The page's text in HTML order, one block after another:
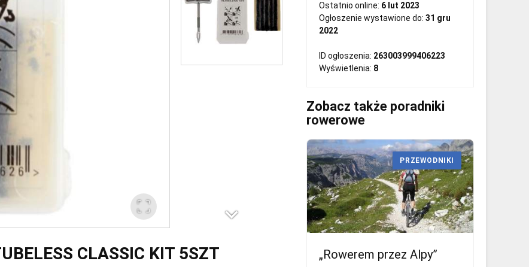
CLASSIC KIT 5SZT
Ostatnio online: 6 lut 2023
Ogłoszenie wystawione do: 31 gru
2022
ID ogłoszenia: 263003999406223
Wyświetlenia: 8
Zobacz także poradniki
rowerowe
„Rowerem przez Alpy”
PRZEWODNIKI